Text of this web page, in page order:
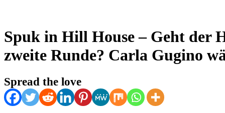
Spuk in Hill House – Geht der
zweite Runde? Carla Gugino
Spread the love